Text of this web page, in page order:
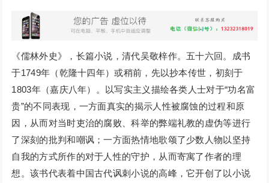
《儒林外史》，长篇小说，清代吴敬梓作。五十六回。成书
于1749年（乾隆十四年）或稍前，先以抄本传世，初刻于
1803年（嘉庆八年）。以写实主义描绘各类人士对于“功名富
贵”的不同表现，一方面真实的揭示人性被腐蚀的过程和原
因，从而对当时吏治的腐败、科举的弊端礼教的虚伪等进行
了深刻的批判和嘲讽；一方面热情地歌颂了少数人物以坚持
自我的方式所作的对于人性的守护，从而寄寓了作者的理
想。该书代表着中国古代讽刺小说的高峰，它开创了以小说